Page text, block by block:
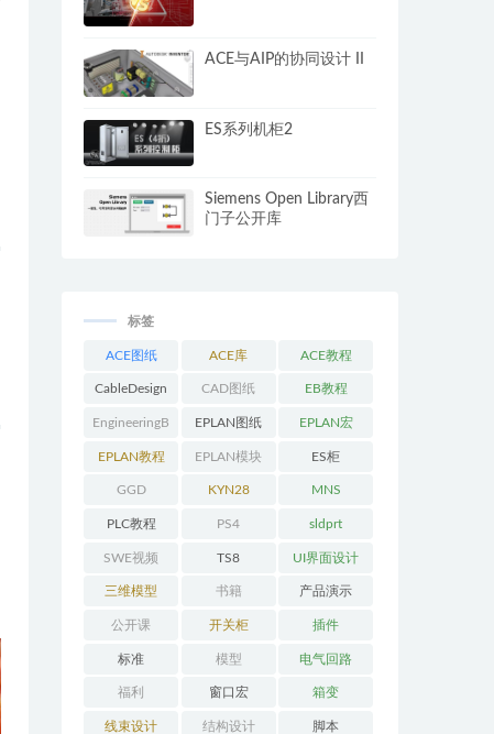
ACE与AIP的协同设计 II
ES系列机柜2
Siemens Open Library西
门子公开库
标签
ACE图纸 ACE库 ACE教程
CableDesign CAD图纸 EB教程
EngineeringB
ase教程
EPLAN图纸 EPLAN宏
EPLAN教程 EPLAN模块 ES柜
GGD KYN28 MNS
PLC教程 PS4 sldprt
SWE视频 TS8 UI界面设计
三维模型 书籍 产品演示
公开课 开关柜 插件
标准 模型 电气回路
福利 窗口宏 箱变
线束设计 结构设计 脚本